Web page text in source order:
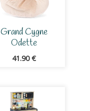
Grand Cygne
Odette
41.90€